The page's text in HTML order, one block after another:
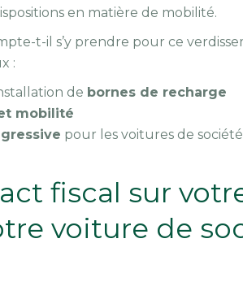
en matière de mobilité.
t-il s’y prendre pour ce
:
de bornes de recharge
mobilité
pour les voitures de
fiscal sur
voiture de